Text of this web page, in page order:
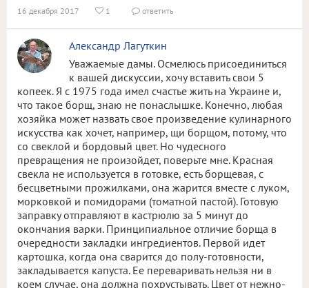
16 декабря 2017  1  ответить
Александр Лагуткин
Уважаемые дамы. Осмелюсь присоединиться
к вашей дискуссии, хочу вставить свои 5
копеек. Я с 1975 года имел счастье жить на Украине и,
что такое борщ, знаю не понаслышке. Конечно, любая
хозяйка может назвать свое произведение кулинарного
искусства как хочет, например, щи борщом, потому, что
со свеклой и бордовый цвет. Но чудесного
превращения не произойдет, поверьте мне. Красная
свекла не используется в готовке, есть борщевая, с
бесцветными прожилками, она жарится вместе с луком,
морковкой и помидорами (томатной пастой). Готовую
заправку отправляют в кастрюлю за 5 минут до
окончания варки. Принципиальное отличие борща в
очередности закладки ингредиентов. Первой идет
картошка, когда она сварится до полу-готовности,
закладывается капуста. Ее переваривать нельзя ни в
коем случае, она должна похрустывать. Цвет от нежно-